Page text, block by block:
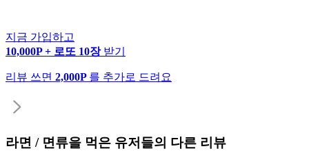
지금 가입하고
10,000P + 로또 10장 받기
리뷰 쓰면 2,000P 를 추가로 드려요
라면 / 면류을 먹은 유저들의 다른 리뷰